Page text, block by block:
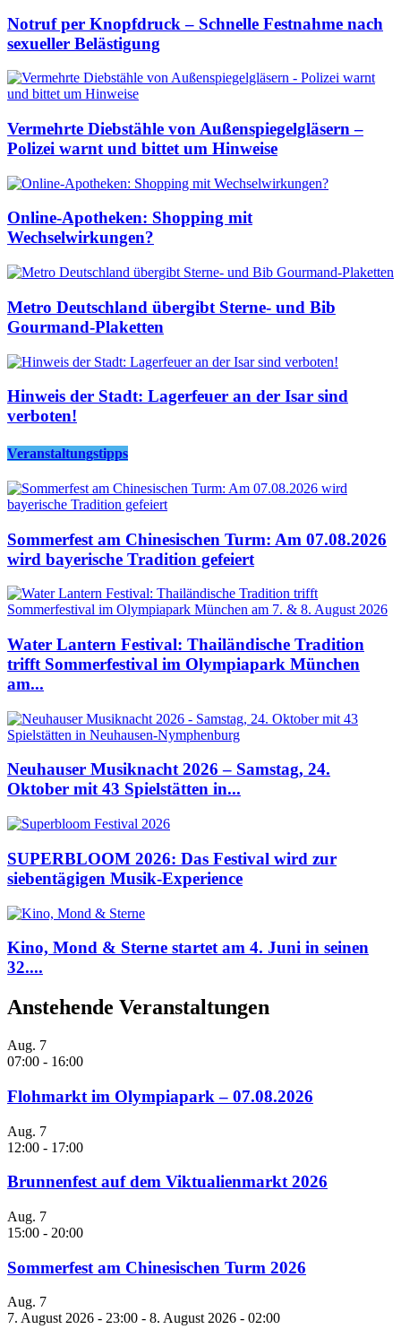
Notruf per Knopfdruck – Schnelle Festnahme nach
sexueller Belästigung
Vermehrte Diebstähle von Außenspiegelgläsern –
Polizei warnt und bittet um Hinweise
Online-Apotheken: Shopping mit
Wechselwirkungen?
Metro Deutschland übergibt Sterne- und Bib
Gourmand-Plaketten
Hinweis der Stadt: Lagerfeuer an der Isar sind
verboten!
Veranstaltungstipps
Sommerfest am Chinesischen Turm: Am 07.08.2026
wird bayerische Tradition gefeiert
Water Lantern Festival: Thailändische Tradition
trifft Sommerfestival im Olympiapark München
am...
Neuhauser Musiknacht 2026 – Samstag, 24.
Oktober mit 43 Spielstätten in...
SUPERBLOOM 2026: Das Festival wird zur
siebentägigen Musik-Experience
Kino, Mond & Sterne startet am 4. Juni in seinen
32....
Anstehende Veranstaltungen
Aug. 7
07:00 - 16:00
Flohmarkt im Olympiapark – 07.08.2026
Aug. 7
12:00 - 17:00
Brunnenfest auf dem Viktualienmarkt 2026
Aug. 7
15:00 - 20:00
Sommerfest am Chinesischen Turm 2026
Aug. 7
7. August 2026 - 23:00 - 8. August 2026 - 02:00